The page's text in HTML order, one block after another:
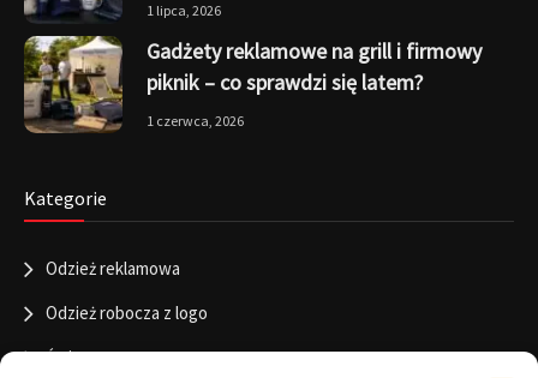
1 lipca, 2026
Gadżety reklamowe na grill i firmowy
piknik – co sprawdzi się latem?
1 czerwca, 2026
Kategorie
Odzież reklamowa
Odzież robocza z logo
Święta